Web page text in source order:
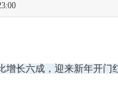
中央
关于印
长六成，迎来新年开门